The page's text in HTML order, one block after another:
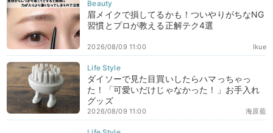
眉メイクで損してるかも！ついやりがちなNG
習慣とプロが教える正解テク4選
Ikue
2026/08/09 11:00
ダイソーで見た目買いしたらハマっちゃっ
た！「可愛いだけじゃなかった！」お手入れ
グッズ
海原藍
2026/08/09 11:00